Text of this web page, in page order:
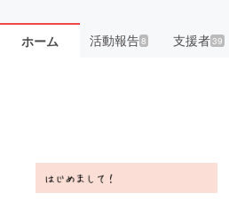
ホーム 活動報告8 支援者39